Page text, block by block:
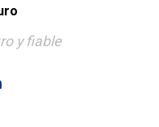
y fiable